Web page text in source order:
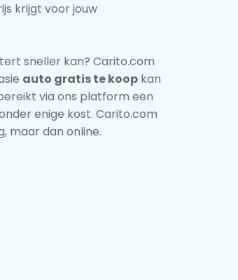
krijgt voor jouw
sneller kan? Carito.com
auto gratis te koop kan
via ons platform een
enige kost. Carito.com
maar dan online.